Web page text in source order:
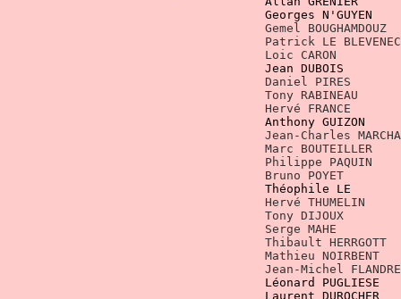
Georges
Patrick LE
Loic CARON
Tony RABINEAU
Jean-Charles
Marc BOUTEILLER
Philippe PAQUIN
Bruno POYET
Hervé THUMELIN
Tony DIJOUX
Jean-Michel